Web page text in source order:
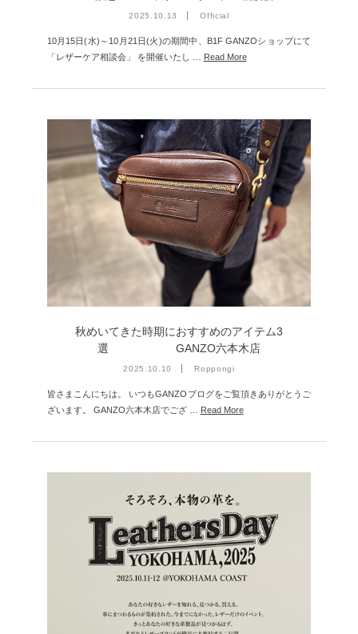
2025.10.13 Official
10月15日(水)～10月21日(火)の期間中、B1F GANZOショップにて
「レザーケア相談会」 を開催いたし …
Read More
秋めいてきた時期におすすめのアイテム3
選 GANZO六本木店
2025.10.10 Roppongi
皆さまこんにちは。 いつもGANZOブログをご覧頂きありがとうご
ざいます。 GANZO六本木店でござ …
Read More